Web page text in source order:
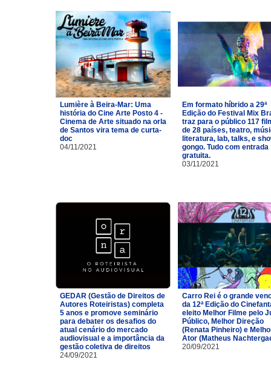
Lumière à Beira-Mar: Uma
história do Cine Arte Posto 4 -
Cinema de Arte situado na orla
de Santos vira tema de curta-
doc
04/11/2021
Em formato híbrido a 29ª
Edição do Festival Mix
traz para o público 117
de 28 países, teatro,
literatura, lab, talks, e
gongo. Tudo com entrada
gratuita.
03/11/2021
GEDAR (Gestão de Direitos de
Autores Roteiristas) completa
5 anos e promove seminário
para debater os desafios do
atual cenário do mercado
audiovisual e a importância da
gestão coletiva de direitos
24/09/2021
Carro Rei é o grande
da 12ª Edição do
eleito Melhor Filme pelo
Público, Melhor Direção
(Renata Pinheiro) e
Ator (Matheus
20/09/2021